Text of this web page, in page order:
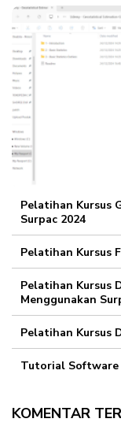
Pelatihan Kursus
Surpac 2024
Pelatihan Kursus
Pelatihan Kursus
Menggunakan
Pelatihan Kursus
Tutorial Software
KOMENTAR